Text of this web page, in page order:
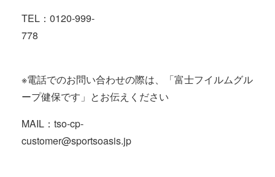
TEL ： 0120-999-
778
※電話でのお問い合わせの際は、「富士フイルムグル
ープ健保です」とお伝えください
MAIL ： tso-cp-
customer@sportsoasis.jp